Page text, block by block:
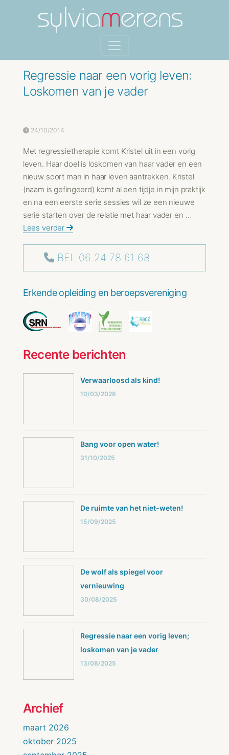
Regressie naar een vorig leven:
Loskomen van je vader
24/10/2014
Met regressietherapie komt Kristel uit in een vorig
leven. Haar doel is loskomen van haar vader en een
nieuw soort man in haar leven aantrekken. Kristel
(naam is gefingeerd) komt al een tijdje in mijn praktijk
en na een eerste serie sessies wil ze een nieuwe
serie starten over de relatie met haar vader en …
Lees verder
BEL 06 24 78 61 68
Erkende opleiding en beroepsvereniging
Recente berichten
Verwaarloosd als kind!
10/03/2026
Bang voor open water!
31/10/2025
De ruimte van het niet-weten!
15/09/2025
De wolf als spiegel voor
vernieuwing
30/08/2025
Regressie naar een vorig leven;
loskomen van je vader
13/08/2025
Archief
maart 2026
oktober 2025